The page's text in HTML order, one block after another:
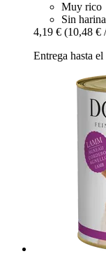
Muy rico
Sin
4,19 € (10,48 €
Entrega hasta